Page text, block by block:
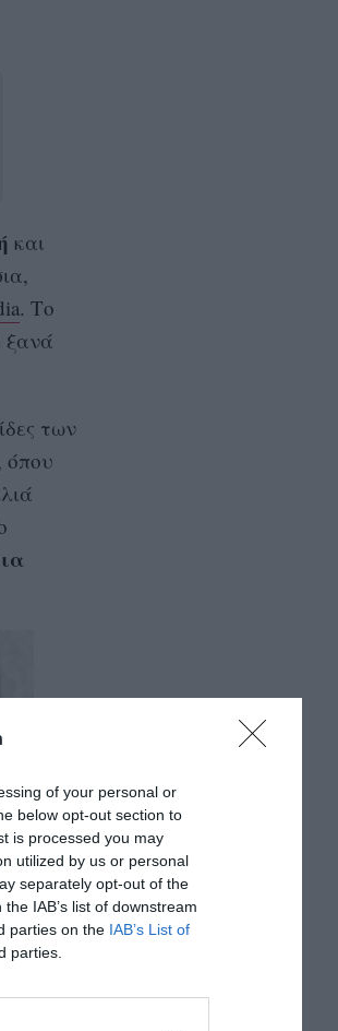
of your personal or
below opt-out section to
is processed you may
utilized by us or personal
separately opt-out of the
IAB’s list of downstream
parties on the IAB’s List of
parties.
και
. Το
ξανά
των
όπου